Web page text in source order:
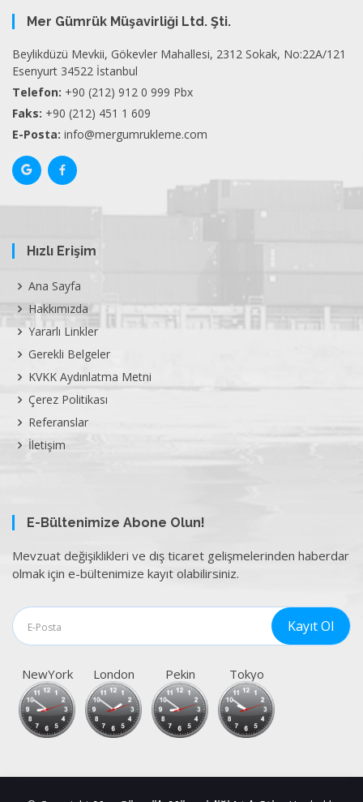
Mer Gümrük Müşavirliği Ltd. Şti.
Beylikdüzü Mevkii, Gökevler Mahallesi, 2312 Sokak, No:22A/121
Esenyurt 34522 İstanbul
Telefon: +90 (212) 912 0 999 Pbx
Faks: +90 (212) 451 1 609
E-Posta: info@mergumrukleme.com
Hızlı Erişim
Ana Sayfa
Hakkımızda
Yararlı Linkler
Gerekli Belgeler
KVKK Aydınlatma Metni
Çerez Politikası
Referanslar
İletişim
E-Bültenimize Abone Olun!
Mevzuat değişiklikleri ve dış ticaret gelişmelerinden haberdar
olmak için e-bültenimize kayıt olabilirsiniz.
NewYork London Pekin Tokyo